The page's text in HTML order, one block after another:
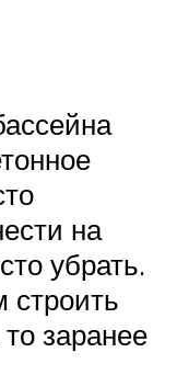
на
убрать.
строить
заранее